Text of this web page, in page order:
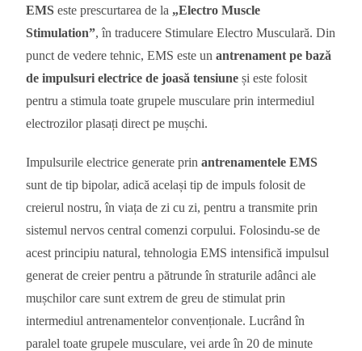
EMS este prescurtarea de la „Electro Muscle
Stimulation”, în traducere Stimulare Electro Musculară. Din
punct de vedere tehnic, EMS este unantrenament pe bază
de impulsuri electrice de joasă tensiune și este folosit
pentru a stimula toate grupele musculare prin intermediul
electrozilor plasați direct pe mușchi.
Impulsurile electrice generate prin antrenamentele EMS
sunt de tip bipolar, adică același tip de impuls folosit de
creierul nostru, în viața de zi cu zi, pentru a transmite prin
sistemul nervos central comenzi corpului. Folosindu-se de
acest principiu natural, tehnologia EMS intensifică impulsul
generat de creier pentru a pătrunde în straturile adânci ale
mușchilor care sunt extrem de greu de stimulat prin
intermediul antrenamentelor convenționale. Lucrând în
paralel toate grupele musculare, vei arde în 20 de minute